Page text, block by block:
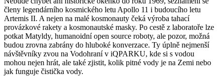
členy legendárního kosmického letu Apollo 11 i budoucího letu
Artemis II. A nejen na malé kosmonauty čeká výroba tahací
provázkové rakety a kosmonautské masky. Po cestě z laboratoře lze
potkat Matyldy, humanoidní open source roboty, ale pozor, možná
budou zrovna zabrány do hluboké konverzace. Ty úplně nejmenší
návštěvníky zvou na Vodohraní v iQPARKU, kde si s vodou
mohou nejen hrát, ale také zjistit, kolik pitné vody je na Zemi nebo
jak funguje čistička vody.